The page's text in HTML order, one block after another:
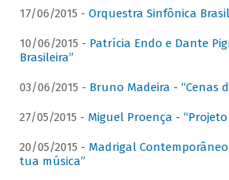
17/06/2015 - Orquestra Sinfônica
10/06/2015 - Patrícia Endo e Dante
Brasileira”
03/06/2015 - Bruno Madeira - “Cenas
27/05/2015 - Miguel Proença -
20/05/2015 - Madrigal
tua música”